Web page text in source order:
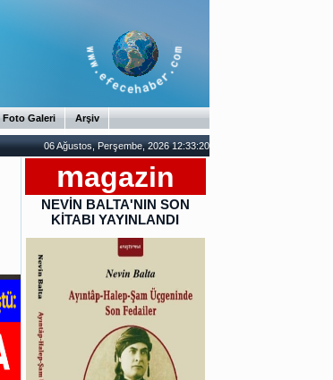
Foto Galeri Arşiv
06 Ağustos, Perşembe, 2026 12:33:21
magazin
NEVİN BALTA'NIN SON
KİTABI YAYINLANDI